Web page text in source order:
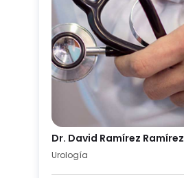
Dr. David Ramírez Ramírez
Urología